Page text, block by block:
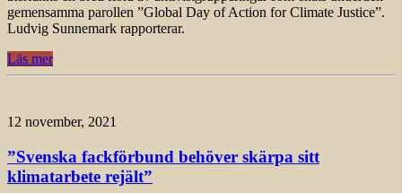
gemensamma parollen ”Global Day of Action for Climate Justice”.
Ludvig Sunnemark rapporterar.
Läs mer
12 november, 2021
”Svenska fackförbund behöver skärpa sitt
klimatarbete rejält”